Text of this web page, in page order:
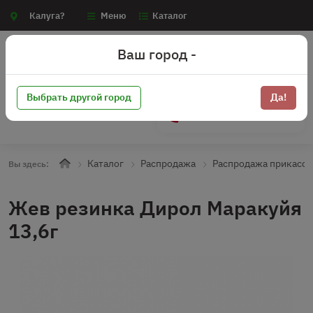
Калуга? Меню Каталог
Вы здесь: Каталог Распродажа Распродажа прикасса
Жев резинка Дирол Маракуйя
13,6г
Ваш город -
Выбрать другой город Да!